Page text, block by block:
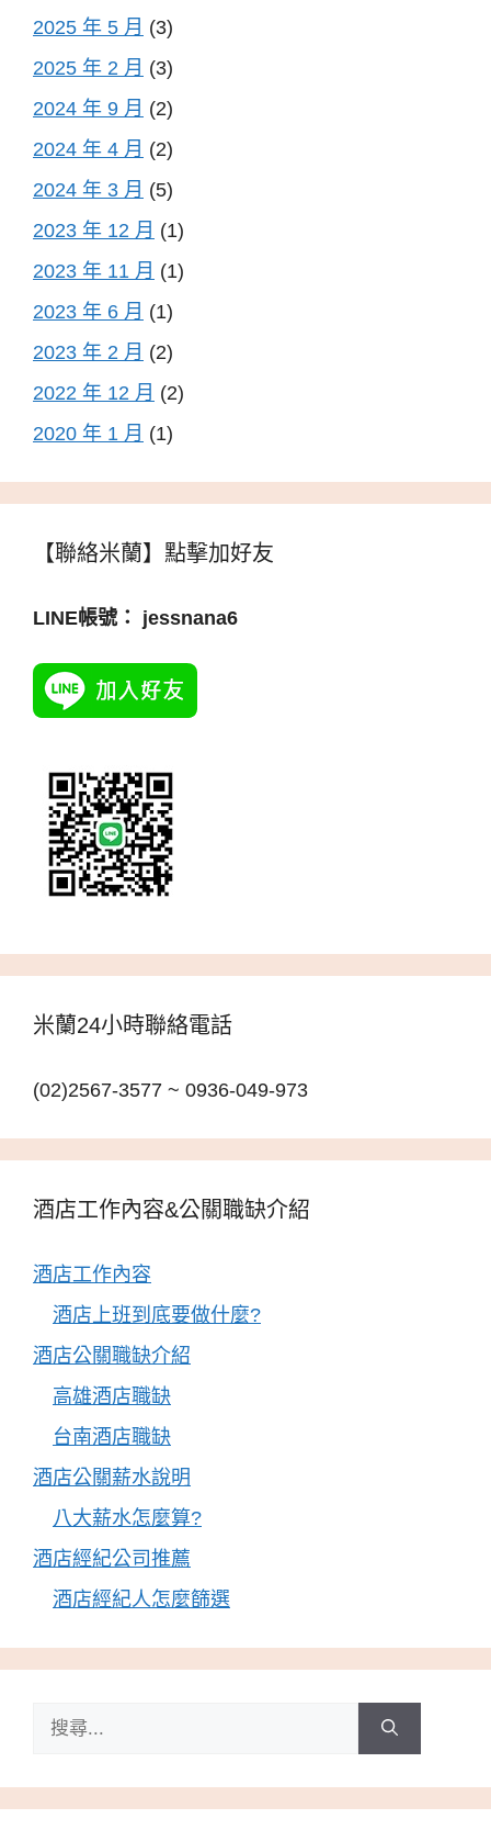
2025 年 5 月 (3)
2025 年 2 月 (3)
2024 年 9 月 (2)
2024 年 4 月 (2)
2024 年 3 月 (5)
2023 年 12 月 (1)
2023 年 11 月 (1)
2023 年 6 月 (1)
2023 年 2 月 (2)
2022 年 12 月 (2)
2020 年 1 月 (1)
【聯絡米蘭】點擊加好友
LINE帳號： jessnana6
米蘭24小時聯絡電話
(02)2567-3577 ~ 0936-049-973
酒店工作內容&公關職缺介紹
酒店工作內容
酒店上班到底要做什麼?
酒店公關職缺介紹
高雄酒店職缺
台南酒店職缺
酒店公關薪水說明
八大薪水怎麼算?
酒店經紀公司推薦
酒店經紀人怎麼篩選